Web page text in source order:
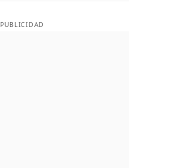
PUBLICIDAD